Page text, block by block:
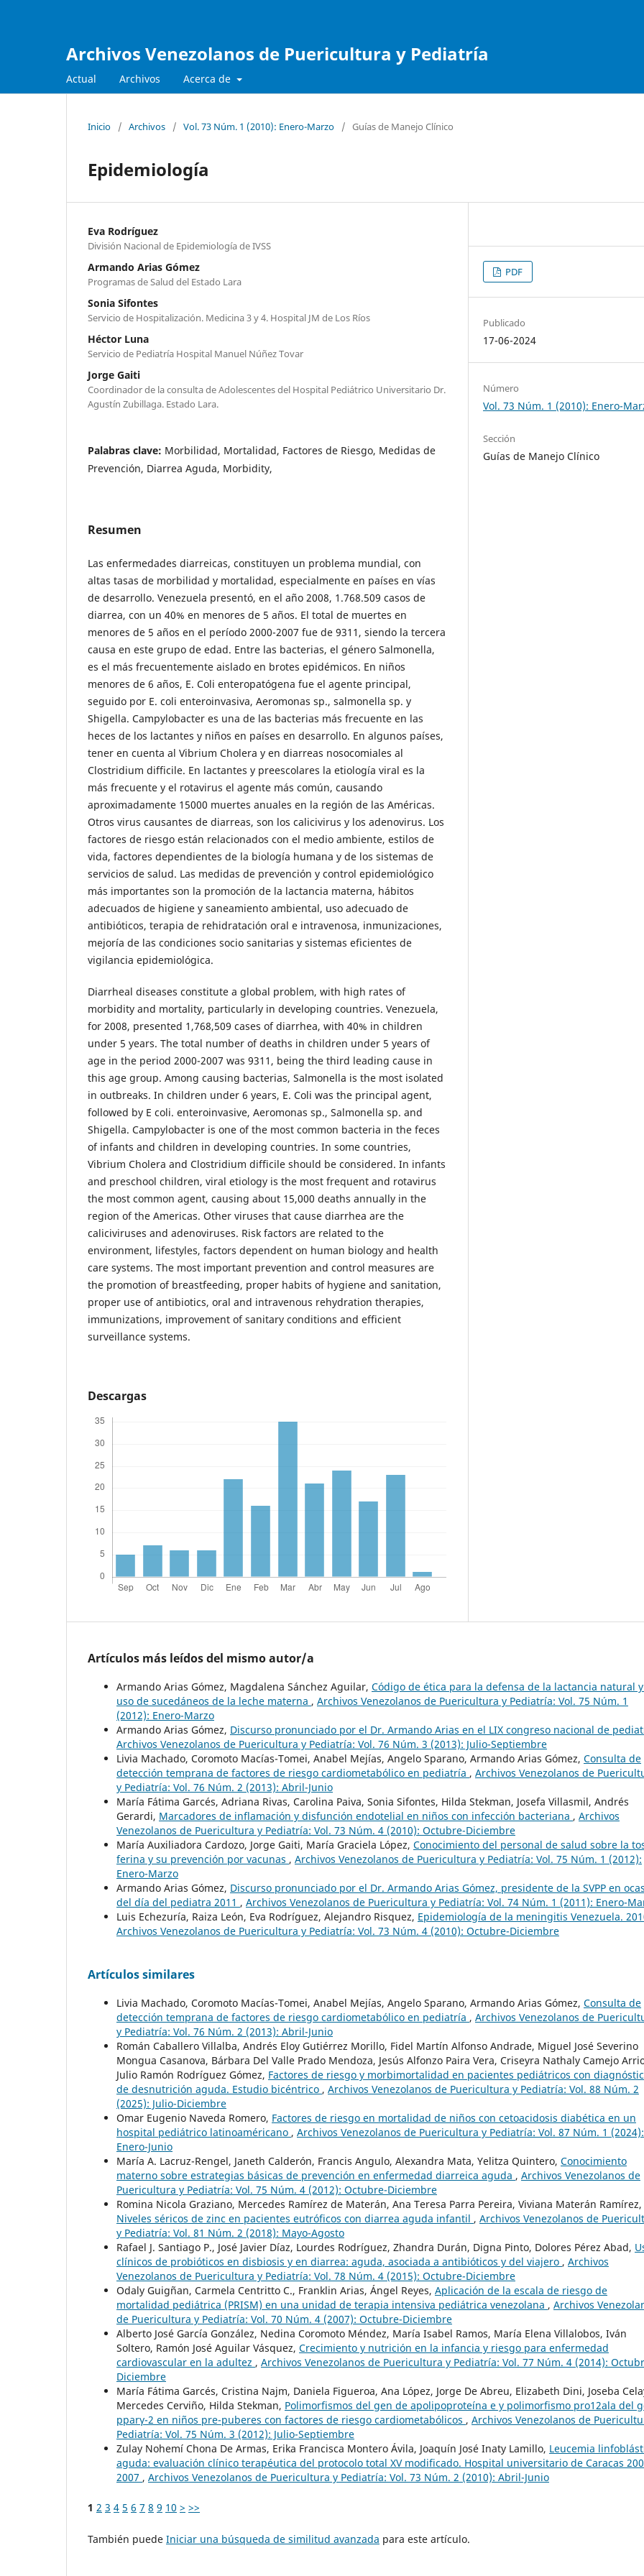
Archivos Venezolanos de Puericultura y Pediatría
Actual Archivos Acerca de
Inicio / Archivos / Vol. 73 Núm. 1 (2010): Enero-Marzo / Guías de Manejo Clínico
Epidemiología
Eva Rodríguez
División Nacional de Epidemiología de IVSS
Armando Arias Gómez
Programas de Salud del Estado Lara
Sonia Sifontes
Servicio de Hospitalización. Medicina 3 y 4. Hospital JM de Los Ríos
Héctor Luna
Servicio de Pediatría Hospital Manuel Núñez Tovar
Jorge Gaiti
Coordinador de la consulta de Adolescentes del Hospital Pediátrico Universitario Dr.
Agustín Zubillaga. Estado Lara.
Palabras clave: Morbilidad, Mortalidad, Factores de Riesgo, Medidas de
Prevención, Diarrea Aguda, Morbidity,
Resumen
Las enfermedades diarreicas, constituyen un problema mundial, con
altas tasas de morbilidad y mortalidad, especialmente en países en vías
de desarrollo. Venezuela presentó, en el año 2008, 1.768.509 casos de
diarrea, con un 40% en menores de 5 años. El total de muertes en
menores de 5 años en el período 2000-2007 fue de 9311, siendo la tercera
causa en este grupo de edad. Entre las bacterias, el género Salmonella,
es el más frecuentemente aislado en brotes epidémicos. En niños
menores de 6 años, E. Coli enteropatógena fue el agente principal,
seguido por E. coli enteroinvasiva, Aeromonas sp., salmonella sp. y
Shigella. Campylobacter es una de las bacterias más frecuente en las
heces de los lactantes y niños en países en desarrollo. En algunos países,
tener en cuenta al Vibrium Cholera y en diarreas nosocomiales al
Clostridium difficile. En lactantes y preescolares la etiología viral es la
más frecuente y el rotavirus el agente más común, causando
aproximadamente 15000 muertes anuales en la región de las Américas.
Otros virus causantes de diarreas, son los calicivirus y los adenovirus. Los
factores de riesgo están relacionados con el medio ambiente, estilos de
vida, factores dependientes de la biología humana y de los sistemas de
servicios de salud. Las medidas de prevención y control epidemiológico
más importantes son la promoción de la lactancia materna, hábitos
adecuados de higiene y saneamiento ambiental, uso adecuado de
antibióticos, terapia de rehidratación oral e intravenosa, inmunizaciones,
mejoría de las condiciones socio sanitarias y sistemas eficientes de
vigilancia epidemiológica.
Diarrheal diseases constitute a global problem, with high rates of
morbidity and mortality, particularly in developing countries. Venezuela,
for 2008, presented 1,768,509 cases of diarrhea, with 40% in children
under 5 years. The total number of deaths in children under 5 years of
age in the period 2000-2007 was 9311, being the third leading cause in
this age group. Among causing bacterias, Salmonella is the most isolated
in outbreaks. In children under 6 years, E. Coli was the principal agent,
followed by E coli. enteroinvasive, Aeromonas sp., Salmonella sp. and
Shigella. Campylobacter is one of the most common bacteria in the feces
of infants and children in developing countries. In some countries,
Vibrium Cholera and Clostridium difficile should be considered. In infants
and preschool children, viral etiology is the most frequent and rotavirus
the most common agent, causing about 15,000 deaths annually in the
region of the Americas. Other viruses that cause diarrhea are the
caliciviruses and adenoviruses. Risk factors are related to the
environment, lifestyles, factors dependent on human biology and health
care systems. The most important prevention and control measures are
the promotion of breastfeeding, proper habits of hygiene and sanitation,
proper use of antibiotics, oral and intravenous rehydration therapies,
immunizations, improvement of sanitary conditions and efficient
surveillance systems.
Descargas
PDF
Publicado
17-06-2024
Número
Vol. 73 Núm. 1 (2010): Enero-
Sección
Guías de Manejo Clínico
Artículos más leídos del mismo autor/a
Armando Arias Gómez, Magdalena Sánchez Aguilar, Código de ética para la defensa de la lactancia natural
uso de sucedáneos de la leche materna , Archivos Venezolanos de Puericultura y Pediatría: Vol. 75 Núm. 1
(2012): Enero-Marzo
Armando Arias Gómez, Discurso pronunciado por el Dr. Armando Arias en el LIX congreso nacional de
Archivos Venezolanos de Puericultura y Pediatría: Vol. 76 Núm. 3 (2013): Julio-Septiembre
Livia Machado, Coromoto Macías-Tomei, Anabel Mejías, Angelo Sparano, Armando Arias Gómez, Consulta de
detección temprana de factores de riesgo cardiometabólico en pediatría , Archivos Venezolanos de
y Pediatría: Vol. 76 Núm. 2 (2013): Abril-Junio
María Fátima Garcés, Adriana Rivas, Carolina Paiva, Sonia Sifontes, Hilda Stekman, Josefa Villasmil, Andrés
Gerardi, Marcadores de inflamación y disfunción endotelial en niños con infección bacteriana , Archivos
Venezolanos de Puericultura y Pediatría: Vol. 73 Núm. 4 (2010): Octubre-Diciembre
María Auxiliadora Cardozo, Jorge Gaiti, María Graciela López, Conocimiento del personal de salud sobre la
ferina y su prevención por vacunas , Archivos Venezolanos de Puericultura y Pediatría: Vol. 75 Núm. 1 (2012):
Enero-Marzo
Armando Arias Gómez, Discurso pronunciado por el Dr. Armando Arias Gómez, presidente de la SVPP en
del día del pediatra 2011 , Archivos Venezolanos de Puericultura y Pediatría: Vol. 74 Núm. 1 (2011): Enero-
Luis Echezuría, Raiza León, Eva Rodríguez, Alejandro Risquez, Epidemiología de la meningitis Venezuela.
Archivos Venezolanos de Puericultura y Pediatría: Vol. 73 Núm. 4 (2010): Octubre-Diciembre
Artículos similares
Livia Machado, Coromoto Macías-Tomei, Anabel Mejías, Angelo Sparano, Armando Arias Gómez, Consulta de
detección temprana de factores de riesgo cardiometabólico en pediatría , Archivos Venezolanos de
y Pediatría: Vol. 76 Núm. 2 (2013): Abril-Junio
Román Caballero Villalba, Andrés Eloy Gutiérrez Morillo, Fidel Martín Alfonso Andrade, Miguel José Severino
Mongua Casanova, Bárbara Del Valle Prado Mendoza, Jesús Alfonzo Paira Vera, Criseyra Nathaly Camejo
Julio Ramón Rodríguez Gómez, Factores de riesgo y morbimortalidad en pacientes pediátricos con
de desnutrición aguda. Estudio bicéntrico , Archivos Venezolanos de Puericultura y Pediatría: Vol. 88 Núm. 2
(2025): Julio-Diciembre
Omar Eugenio Naveda Romero, Factores de riesgo en mortalidad de niños con cetoacidosis diabética en un
hospital pediátrico latinoaméricano , Archivos Venezolanos de Puericultura y Pediatría: Vol. 87 Núm. 1 (2024):
Enero-Junio
María A. Lacruz-Rengel, Janeth Calderón, Francis Angulo, Alexandra Mata, Yelitza Quintero, Conocimiento
materno sobre estrategias básicas de prevención en enfermedad diarreica aguda , Archivos Venezolanos de
Puericultura y Pediatría: Vol. 75 Núm. 4 (2012): Octubre-Diciembre
Romina Nicola Graziano, Mercedes Ramírez de Materán, Ana Teresa Parra Pereira, Viviana Materán Ramírez,
Niveles séricos de zinc en pacientes eutróficos con diarrea aguda infantil , Archivos Venezolanos de
y Pediatría: Vol. 81 Núm. 2 (2018): Mayo-Agosto
Rafael J. Santiago P., José Javier Díaz, Lourdes Rodríguez, Zhandra Durán, Digna Pinto, Dolores Pérez Abad,
clínicos de probióticos en disbiosis y en diarrea: aguda, asociada a antibióticos y del viajero , Archivos
Venezolanos de Puericultura y Pediatría: Vol. 78 Núm. 4 (2015): Octubre-Diciembre
Odaly Guigñan, Carmela Centritto C., Franklin Arias, Ángel Reyes, Aplicación de la escala de riesgo de
mortalidad pediátrica (PRISM) en una unidad de terapia intensiva pediátrica venezolana , Archivos
de Puericultura y Pediatría: Vol. 70 Núm. 4 (2007): Octubre-Diciembre
Alberto José García González, Nedina Coromoto Méndez, María Isabel Ramos, María Elena Villalobos, Iván
Soltero, Ramón José Aguilar Vásquez, Crecimiento y nutrición en la infancia y riesgo para enfermedad
cardiovascular en la adultez , Archivos Venezolanos de Puericultura y Pediatría: Vol. 77 Núm. 4 (2014):
Diciembre
María Fátima Garcés, Cristina Najm, Daniela Figueroa, Ana López, Jorge De Abreu, Elizabeth Dini, Joseba
Mercedes Cerviño, Hilda Stekman, Polimorfismos del gen de apolipoproteína e y polimorfismo pro12ala del
pparγ-2 en niños pre-puberes con factores de riesgo cardiometabólicos , Archivos Venezolanos de
Pediatría: Vol. 75 Núm. 3 (2012): Julio-Septiembre
Zulay Nohemí Chona De Armas, Erika Francisca Montero Ávila, Joaquín José Inaty Lamillo, Leucemia
aguda: evaluación clínico terapéutica del protocolo total XV modificado. Hospital universitario de Caracas
2007 , Archivos Venezolanos de Puericultura y Pediatría: Vol. 73 Núm. 2 (2010): Abril-Junio
1 2 3 4 5 6 7 8 9 10 > >>
También puede Iniciar una búsqueda de similitud avanzada para este artículo.